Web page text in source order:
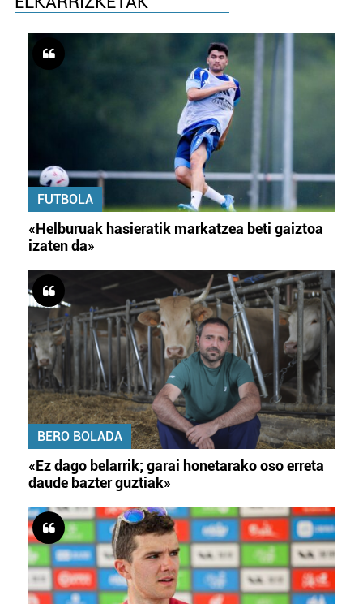
FUTBOLA
«Helburuak hasieratik markatzea beti gaiztoa
izaten da»
BERO BOLADA
«Ez dago belarrik; garai honetarako oso erreta
daude bazter guztiak»